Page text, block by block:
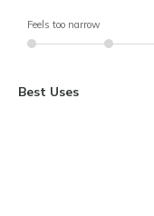
Feels too narrow
Best Uses